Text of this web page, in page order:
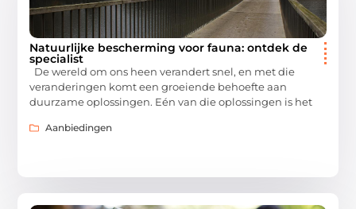
Natuurlijke bescherming voor fauna: ontdek de
specialist
De wereld om ons heen verandert snel, en met die
veranderingen komt een groeiende behoefte aan
duurzame oplossingen. Eén van die oplossingen is het
Aanbiedingen